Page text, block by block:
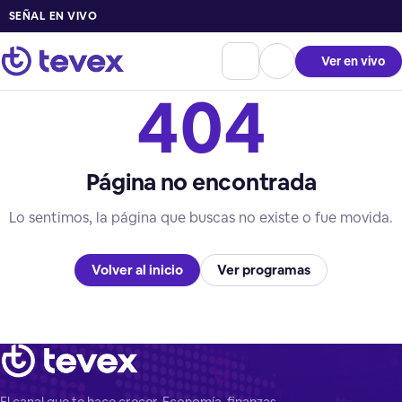
SEÑAL EN VIVO
Ver en vivo
404
Página no encontrada
Lo sentimos, la página que buscas no existe o fue movida.
Volver al inicio Ver programas